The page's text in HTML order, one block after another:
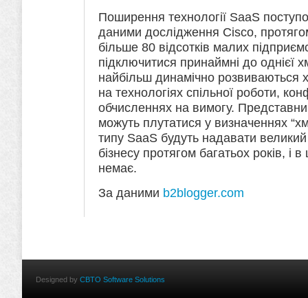
Поширення технології SaaS
даними дослідження Cisco,
більше 80 відсотків малих
підключитися принаймні до однієї
найбільш динамічно розвиваються
на технологіях спільної роботи,
обчисленнях на вимогу.
можуть плутатися у визначеннях
типу SaaS будуть надавати
бізнесу протягом багатьох років, і в
немає.
За даними b2blogger.com
Designed by CBTO Software Solutions